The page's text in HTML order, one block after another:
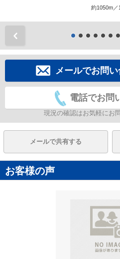
約1050m／
メールでお問
電話でお問
現況の確認はお気軽にお
メールで共有する
お客様の声